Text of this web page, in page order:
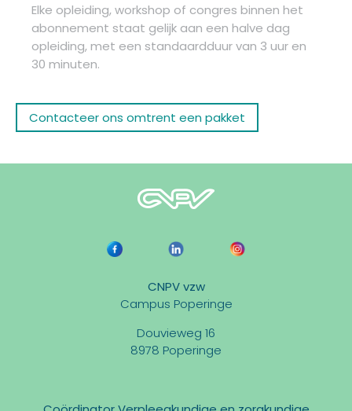
Elke opleiding, workshop of congres binnen het
abonnement staat gelijk aan een halve dag
opleiding, met een standaardduur van 3 uur en
30 minuten.
Contacteer ons omtrent een pakket
CNPV vzw
Campus Poperinge
Douvieweg 16
8978 Poperinge